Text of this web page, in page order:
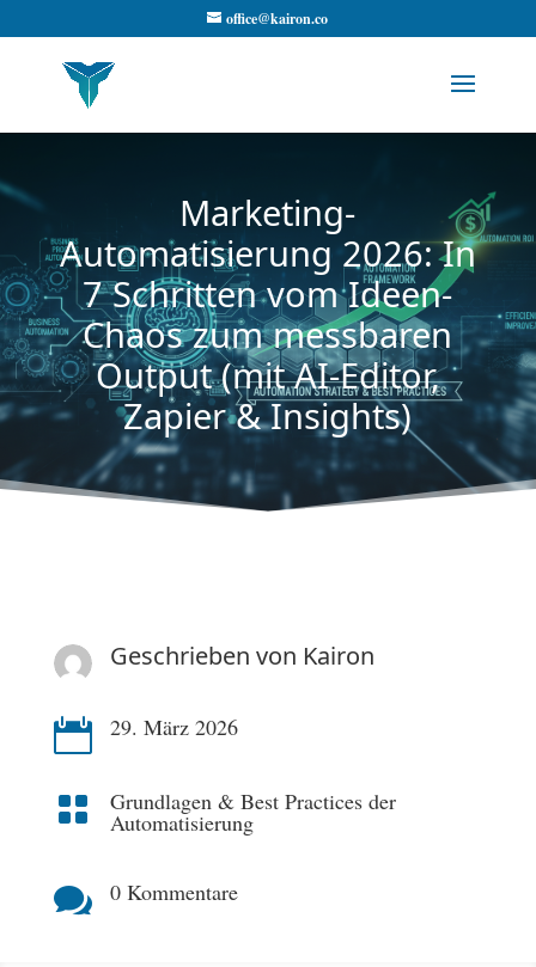
office@kairon.co
Marketing-
Automatisierung 2026: In
7 Schritten vom Ideen-
Chaos zum messbaren
Output (mit AI-Editor,
Zapier & Insights)
Geschrieben von Kairon
 29. März 2026
 Grundlagen & Best Practices der
Automatisierung
 0 Kommentare